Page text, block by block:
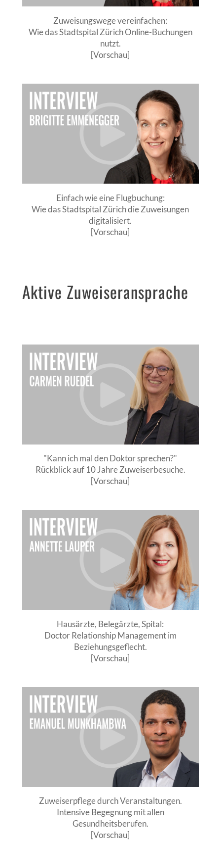
Zuweisungswege vereinfachen:
Wie das Stadtspital Zürich Online-Buchungen
nutzt.
[Vorschau]
Einfach wie eine Flugbuchung:
Wie das Stadtspital Zürich die Zuweisungen
digitalisiert.
[Vorschau]
Aktive Zuweiseransprache
"Kann ich mal den Doktor sprechen?"
Rückblick auf 10 Jahre Zuweiserbesuche.
[Vorschau]
Hausärzte, Belegärzte, Spital:
Doctor Relationship Management im
Beziehungsgeflecht.
[Vorschau]
Zuweiserpflege durch Veranstaltungen.
Intensive Begegnung mit allen
Gesundheitsberufen.
[Vorschau]